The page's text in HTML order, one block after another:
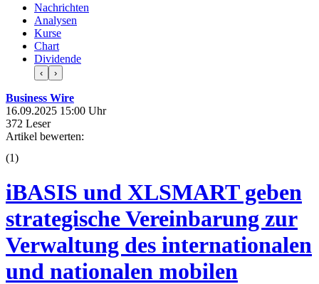
Nachrichten
Analysen
Kurse
Chart
Dividende
‹ ›
Business Wire
16.09.2025 15:00 Uhr
372 Leser
Artikel bewerten:
(1)
iBASIS und XLSMART geben
strategische Vereinbarung zur
Verwaltung des internationalen
und nationalen mobilen